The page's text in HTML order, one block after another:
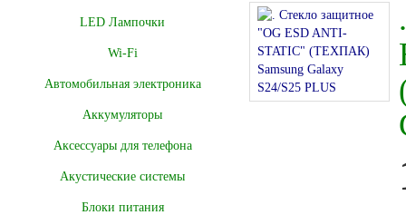
LED Лампочки
Wi-Fi
Автомобильная электроника
Аккумуляторы
Аксессуары для телефона
Акустические системы
Блоки питания